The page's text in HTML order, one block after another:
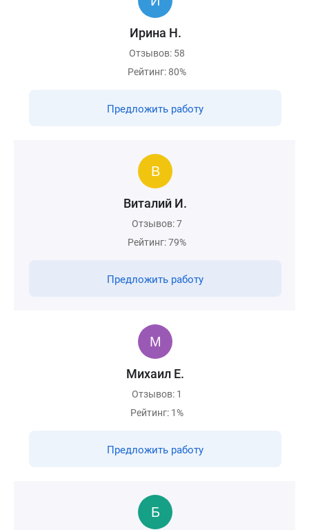
Ирина Н.
Отзывов: 58
Рейтинг: 80%
Предложить работу
Виталий И.
Отзывов: 7
Рейтинг: 79%
Предложить работу
Михаил Е.
Отзывов: 1
Рейтинг: 1%
Предложить работу